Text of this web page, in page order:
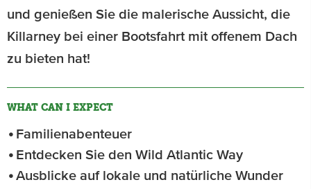
und genießen Sie die malerische Aussicht, die
Killarney bei einer Bootsfahrt mit offenem Dach
zu bieten hat!
WHAT CAN I EXPECT
Familienabenteuer
Entdecken Sie den Wild Atlantic Way
Ausblicke auf lokale und natürliche Wunder